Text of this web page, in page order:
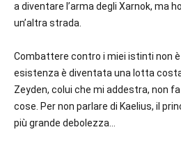
a diventare l’arma degli Xarnok, ma
un’altra strada.
Combattere contro i miei istinti non
esistenza è diventata una lotta
Zeyden, colui che mi addestra, non
cose. Per non parlare di Kaelius, il
più grande debolezza…